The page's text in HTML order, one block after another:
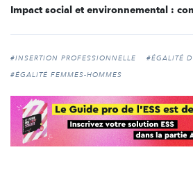
#INSERTION PROFESSIONNELLE
#ÉGALITÉ
#ÉGALITÉ FEMMES-HOMMES